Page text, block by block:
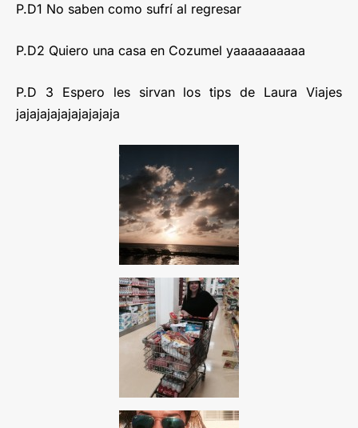
P.D1 No saben como sufrí al regresar
P.D2 Quiero una casa en Cozumel yaaaaaaaaaa
P.D 3 Espero les sirvan los tips de Laura Viajes
jajajajajajajajajaja